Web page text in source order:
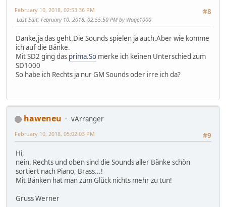
#8
February 10, 2018, 02:53:36 PM
Last Edit: February 10, 2018, 02:55:50 PM by Woge1000
Danke,ja das geht.Die Sounds spielen ja auch.Aber wie komme
ich auf die Bänke.
Mit SD2 ging das prima.So merke ich keinen Unterschied zum
SD1000
So habe ich Rechts ja nur GM Sounds oder irre ich da?
haweneu
vArranger
#9
February 10, 2018, 05:02:03 PM
Hi,
nein. Rechts und oben sind die Sounds aller Bänke schön
sortiert nach Piano, Brass...!
Mit Bänken hat man zum Glück nichts mehr zu tun!
Gruss Werner